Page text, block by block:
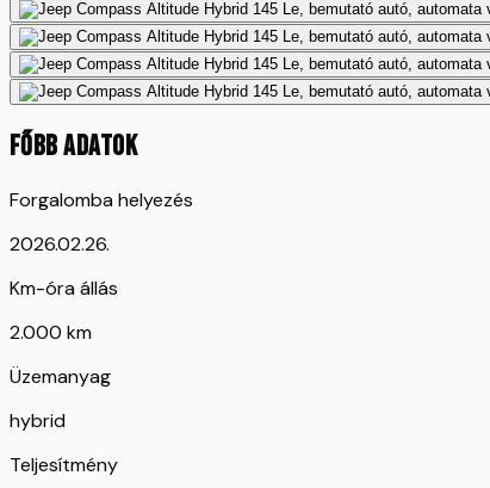
FŐBB ADATOK
Forgalomba helyezés
2026.02.26.
Km-óra állás
2.000 km
Üzemanyag
hybrid
Teljesítmény